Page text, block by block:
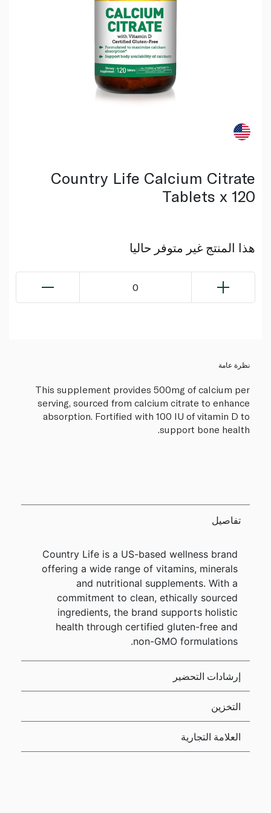
Country Life Calcium Citrate
Tablets x 120
هذا المنتج غير متوفر حاليا
0
نظرة عامة
This supplement provides 500mg of calcium per
serving, sourced from calcium citrate to enhance
absorption. Fortified with 100 IU of vitamin D to
support bone health.
تفاصيل
Country Life is a US-based wellness brand
offering a wide range of vitamins, minerals
and nutritional supplements. With a
commitment to clean, ethically sourced
ingredients, the brand supports holistic
health through certified gluten-free and
non-GMO formulations.
إرشادات التحضير
التخزين
العلامة التجارية